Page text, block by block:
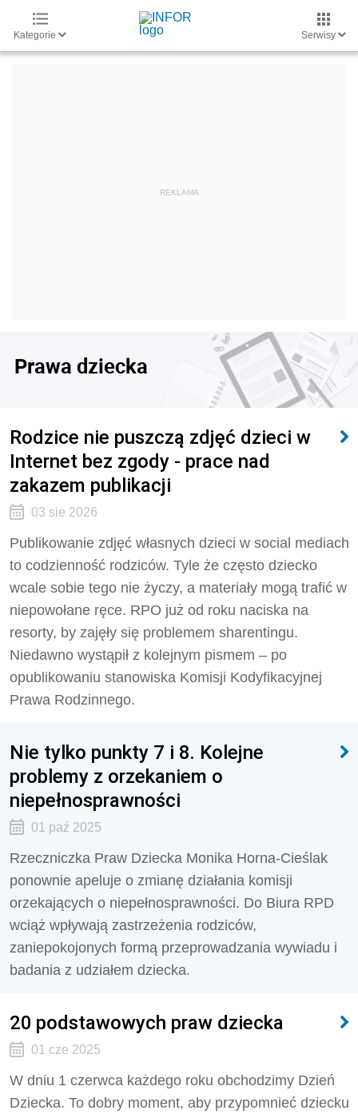
Kategorie Serwisy
Prawa dziecka
Rodzice nie puszczą zdjęć dzieci w
Internet bez zgody - prace nad
zakazem publikacji
03 sie 2026
Publikowanie zdjęć własnych dzieci w social mediach
to codzienność rodziców. Tyle że często dziecko
wcale sobie tego nie życzy, a materiały mogą trafić w
niepowołane ręce. RPO już od roku naciska na
resorty, by zajęły się problemem sharentingu.
Niedawno wystąpił z kolejnym pismem – po
opublikowaniu stanowiska Komisji Kodyfikacyjnej
Prawa Rodzinnego.
Nie tylko punkty 7 i 8. Kolejne
problemy z orzekaniem o
niepełnosprawności
01 paź 2025
Rzeczniczka Praw Dziecka Monika Horna-Cieślak
ponownie apeluje o zmianę działania komisji
orzekających o niepełnosprawności. Do Biura RPD
wciąż wpływają zastrzeżenia rodziców,
zaniepokojonych formą przeprowadzania wywiadu i
badania z udziałem dziecka.
20 podstawowych praw dziecka
01 cze 2025
W dniu 1 czerwca każdego roku obchodzimy Dzień
Dziecka. To dobry moment, aby przypomnieć dziecku